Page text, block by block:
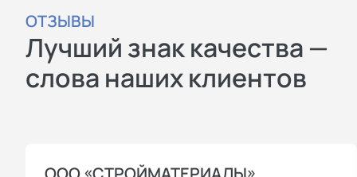
ОТЗЫВЫ
Лучший знак качества —
слова наших клиентов